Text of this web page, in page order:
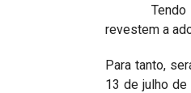
Tendo sido
revestem a
Para tanto,
13 de julho de